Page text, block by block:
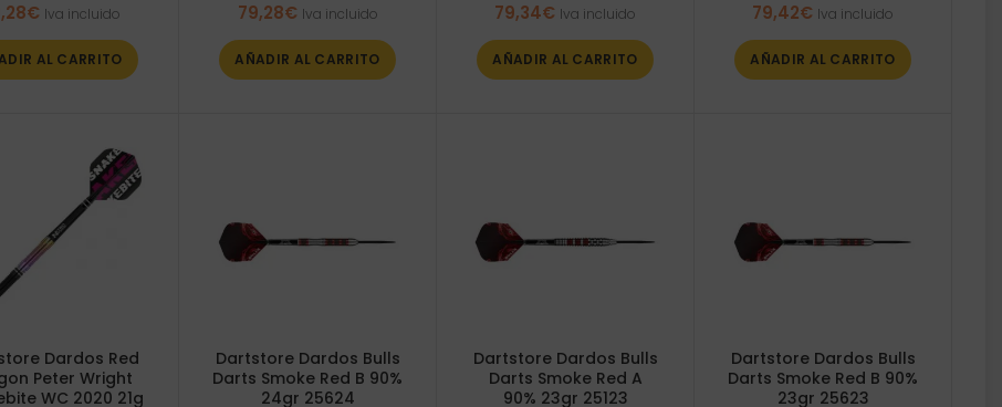
€ Iva incluido
AL CARRITO
79,28€ Iva incluido
AÑADIR AL CARRITO
79,34€ Iva incluido
AÑADIR AL CARRITO
79,42€ Iva incluido
AÑADIR AL CARRITO
Dardos Red
Peter Wright
WC 2020 21g
Dartstore Dardos Bulls
Darts Smoke Red B 90%
24gr 25624
Dartstore Dardos Bulls
Darts Smoke Red A
90% 23gr 25123
Dartstore Dardos Bulls
Darts Smoke Red B 90%
23gr 25623